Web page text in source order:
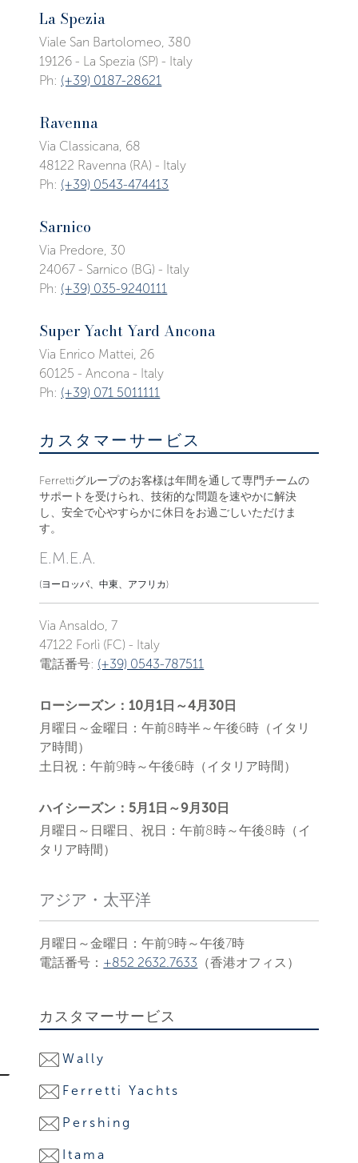
La Spezia
Viale San Bartolomeo, 380
19126 - La Spezia (SP) - Italy
Ph: (+39) 0187-28621
Ravenna
Via Classicana, 68
48122 Ravenna (RA) - Italy
Ph: (+39) 0543-474413
Sarnico
Via Predore, 30
24067 - Sarnico (BG) - Italy
Ph: (+39) 035-9240111
Super Yacht Yard Ancona
Via Enrico Mattei, 26
60125 - Ancona - Italy
Ph: (+39) 071 5011111
カスタマーサービス
Ferrettiグループのお客様は年間を通して専門チームの
サポートを受けられ、技術的な問題を速やかに解決
し、安全で心やすらかに休日をお過ごしいただけま
す。
E.M.E.A.
(ヨーロッパ、中東、アフリカ)
Via Ansaldo, 7
47122 Forlì (FC) - Italy
電話番号: (+39) 0543-787511
ローシーズン：10月1日～4月30日
月曜日～金曜日：午前8時半～午後6時（イタリ
ア時間）
土日祝：午前9時～午後6時（イタリア時間）
ハイシーズン：5月1日～9月30日
月曜日～日曜日、祝日：午前8時～午後8時（イ
タリア時間）
アジア・太平洋
月曜日～金曜日：午前9時～午後7時
電話番号： +852 2632.7633 （香港オフィス）
カスタマーサービス
Wally
Ferretti Yachts
Pershing
Itama